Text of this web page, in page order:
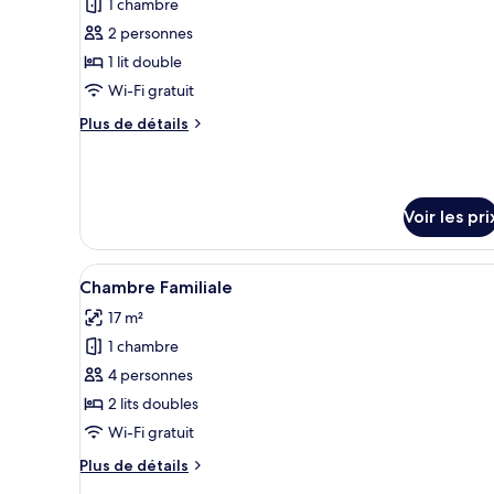
Standard
photos
pour
ce
type
chambre :
without
Window
1 chambre
2 personnes
1 lit double
Wi-Fi gratuit
Plus de détails
Plus
de
chambre
Economy
Room
without
Window
Voir les
Afficher
toutes
les
photos
pour
ce
type
chambre :
Une chambre d’hôtel
10
Chambre Familiale
17 m²
1 chambre
4 personnes
2 lits doubles
Wi-Fi gratuit
Plus de détails
Plus